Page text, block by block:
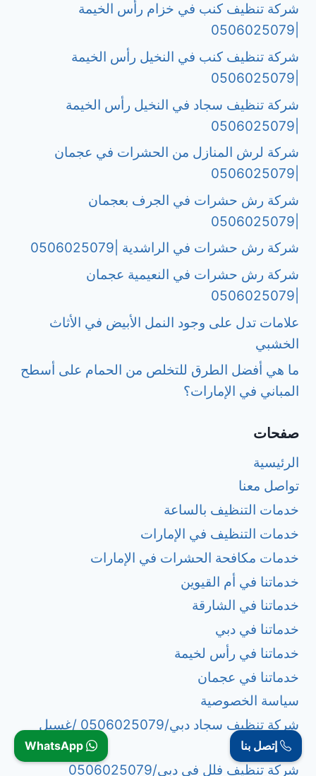
شركة تنظيف كنب في خزام رأس الخيمة
شركة تنظيف كنب في النخيل رأس الخيمة
شركة تنظيف سجاد في النخيل رأس الخيمة
شركة لرش المنازل من الحشرات في عجمان
شركة رش حشرات في الجرف بعجمان
شركة رش حشرات في الراشدية |0506025079
شركة رش حشرات في النعيمية عجمان
علامات تدل على وجود النمل الأبيض في الأثاث
الخشبي
ما هي أفضل الطرق للتخلص من الحمام على أسطح
المباني في الإمارات؟
صفحات
الرئيسية
تواصل معنا
خدمات التنظيف بالساعة
خدمات التنظيف في الإمارات
خدمات مكافحة الحشرات في الإمارات
خدماتنا في أم القيوين
خدماتنا في الشارقة
خدماتنا في دبي
خدماتنا في رأس لخيمة
خدماتنا في عجمان
سياسة الخصوصية
شركة تنظيف سجاد دبي/0506025079 /غسيل
السجاد
شركة تنظيف فلل في دبي/0506025079
إتصل بنا